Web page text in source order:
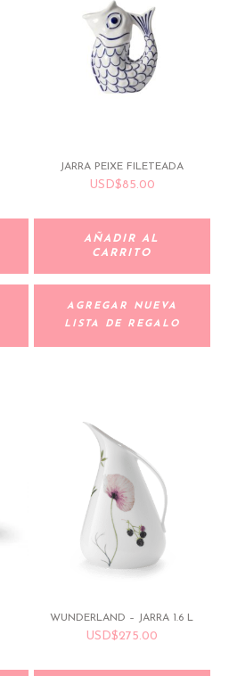
JARRA PEIXE FILETEADA
USD$85.00
AÑADIR AL
CARRITO
AGREGAR NUEVA
LISTA DE REGALO
WUNDERLAND – JARRA 1.6 L
USD$275.00